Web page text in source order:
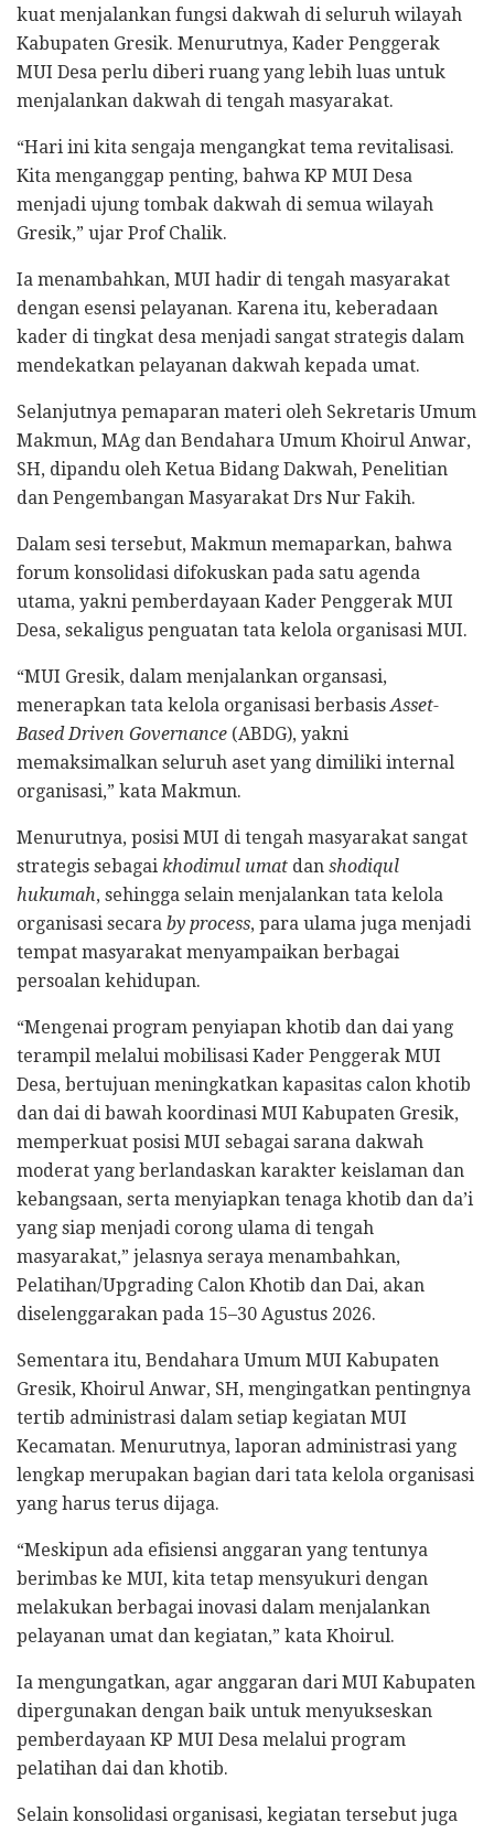
kuat menjalankan fungsi dakwah di seluruh wilayah
Kabupaten Gresik. Menurutnya, Kader Penggerak
MUI Desa perlu diberi ruang yang lebih luas untuk
menjalankan dakwah di tengah masyarakat.
“Hari ini kita sengaja mengangkat tema revitalisasi.
Kita menganggap penting, bahwa KP MUI Desa
menjadi ujung tombak dakwah di semua wilayah
Gresik,” ujar Prof Chalik.
Ia menambahkan, MUI hadir di tengah masyarakat
dengan esensi pelayanan. Karena itu, keberadaan
kader di tingkat desa menjadi sangat strategis dalam
mendekatkan pelayanan dakwah kepada umat.
Selanjutnya pemaparan materi oleh Sekretaris Umum
Makmun, MAg dan Bendahara Umum Khoirul Anwar,
SH, dipandu oleh Ketua Bidang Dakwah, Penelitian
dan Pengembangan Masyarakat Drs Nur Fakih.
Dalam sesi tersebut, Makmun memaparkan, bahwa
forum konsolidasi difokuskan pada satu agenda
utama, yakni pemberdayaan Kader Penggerak MUI
Desa, sekaligus penguatan tata kelola organisasi MUI.
“MUI Gresik, dalam menjalankan organsasi,
menerapkan tata kelola organisasi berbasis Asset-
Based Driven Governance (ABDG), yakni
memaksimalkan seluruh aset yang dimiliki internal
organisasi,” kata Makmun.
Menurutnya, posisi MUI di tengah masyarakat sangat
strategis sebagai khodimul umat dan shodiqul
hukumah, sehingga selain menjalankan tata kelola
organisasi secara by process, para ulama juga menjadi
tempat masyarakat menyampaikan berbagai
persoalan kehidupan.
“Mengenai program penyiapan khotib dan dai yang
terampil melalui mobilisasi Kader Penggerak MUI
Desa, bertujuan meningkatkan kapasitas calon khotib
dan dai di bawah koordinasi MUI Kabupaten Gresik,
memperkuat posisi MUI sebagai sarana dakwah
moderat yang berlandaskan karakter keislaman dan
kebangsaan, serta menyiapkan tenaga khotib dan da’i
yang siap menjadi corong ulama di tengah
masyarakat,” jelasnya seraya menambahkan,
Pelatihan/Upgrading Calon Khotib dan Dai, akan
diselenggarakan pada 15–30 Agustus 2026.
Sementara itu, Bendahara Umum MUI Kabupaten
Gresik, Khoirul Anwar, SH, mengingatkan pentingnya
tertib administrasi dalam setiap kegiatan MUI
Kecamatan. Menurutnya, laporan administrasi yang
lengkap merupakan bagian dari tata kelola organisasi
yang harus terus dijaga.
“Meskipun ada efisiensi anggaran yang tentunya
berimbas ke MUI, kita tetap mensyukuri dengan
melakukan berbagai inovasi dalam menjalankan
pelayanan umat dan kegiatan,” kata Khoirul.
Ia mengungatkan, agar anggaran dari MUI Kabupaten
dipergunakan dengan baik untuk menyukseskan
pemberdayaan KP MUI Desa melalui program
pelatihan dai dan khotib.
Selain konsolidasi organisasi, kegiatan tersebut juga